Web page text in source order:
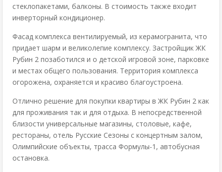
стеклопакетами, балконы. В стоимость также входит
инверторный кондиционер.
Фасад комплекса вентилируемый, из керамогранита, что
придает шарм и великолепие комплексу. Застройщик ЖК
Рубин 2 позаботился и о детской игровой зоне, парковке
и местах общего пользования. Территория комплекса
огорожена, охраняется и красиво благоустроена.
Отлично решение для покупки квартиры в ЖК Рубин 2 как
для проживания так и для отдыха. В непосредственной
близости универсальные магазины, столовые, кафе,
рестораны, отель Русские Сезоны с концертным залом,
Олимпийские объекты, трасса Формулы-1, автобусная
остановка.